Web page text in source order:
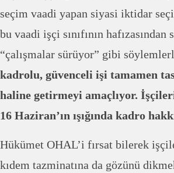
seçim vaadi yapan siyasi iktidar
bu vaadi işçi sınıfının
“çalışmalar sürüyor” gibi
kadrolu, güvenceli işi tamamen
haline getirmeyi amaçlıyor.
16 Haziran’ın ışığında kadro
Hükümet OHAL’i fırsat bilerek
kıdem tazminatına da gözünü